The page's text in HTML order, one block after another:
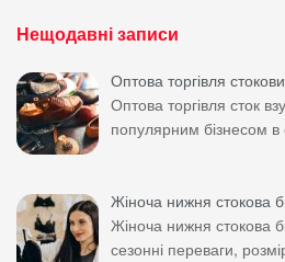
Нещодавні записи
Оптова торгівля
Оптова торгівля сток
популярним бізнесом в
Жіноча нижня стокова
Жіноча нижня стокова
сезонні переваги,